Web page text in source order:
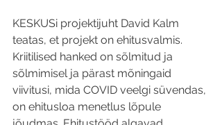
KESKUSi projektijuht David Kalm
teatas, et projekt on ehitusvalmis.
Kriitilised hanked on sõlmitud ja
sõlmimisel ja pärast mõningaid
viivitusi, mida COVID veelgi süvendas,
on ehitusloa menetlus lõpule